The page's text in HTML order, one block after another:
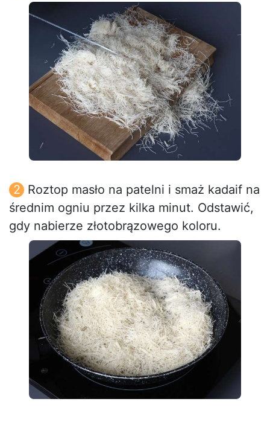
Roztop masło na patelni i smaż kadaif na
średnim ogniu przez kilka minut. Odstawić,
gdy nabierze złotobrązowego koloru.